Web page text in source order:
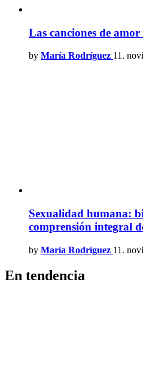
Las canciones de
by María Rodríguez 11.
Sexualidad humana:
comprensión integral
by María Rodríguez 11.
En tendencia